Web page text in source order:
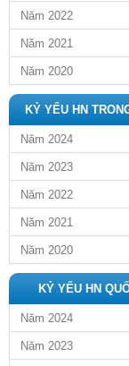
Năm 2022
Năm 2021
Năm 2020
KỶ YẾU HN
Năm 2024
Năm 2023
Năm 2022
Năm 2021
Năm 2020
KỶ YẾU HN
Năm 2024
Năm 2023